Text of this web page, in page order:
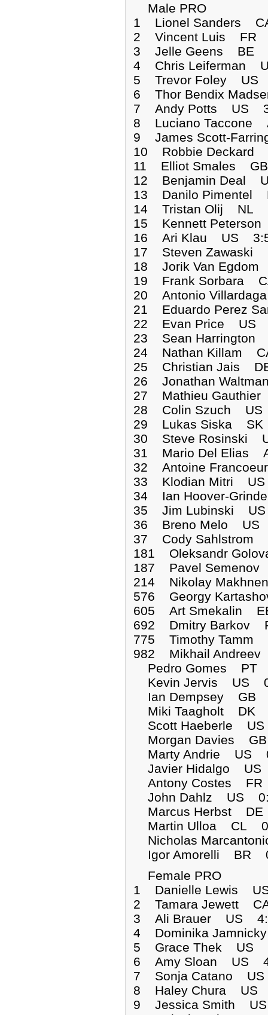
Male PRO
1 Lionel Sanders
2 Vincent Luis
3 Jelle Geens
4 Chris
5 Trevor Foley
6 Thor Bendix
7 Andy Potts US
8 Luciano
9 James Scott-
10 Robbie
11 Elliot Smales
12 Benjamin
13 Danilo
14 Tristan Olij
15 Kennett
16 Ari Klau US
17 Steven
18 Jorik Van
19 Frank
20 Antonio
21 Eduardo
22 Evan Price
23 Sean
24 Nathan Killam
25 Christian Jais
26 Jonathan
27 Mathieu
28 Colin Szuch
29 Lukas Siska
30 Steve
31 Mario Del
32 Antoine
33 Klodian Mitri
34 Ian Hoover-
35 Jim Lubinski
36 Breno Melo
37 Cody
181 Oleksandr
187 Pavel
214 Nikolay
576 Georgy
605 Art Smekalin
692 Dmitry
775 Timothy
982 Mikhail
Pedro Gomes
Kevin Jervis US
Ian Dempsey
Miki Taagholt
Scott Haeberle
Morgan Davies
Marty Andrie US
Javier Hidalgo
Antony Costes
John Dahlz US
Marcus Herbst
Martin Ulloa CL
Nicholas
Igor Amorelli BR
Female PRO
1 Danielle Lewis
2 Tamara Jewett
3 Ali Brauer US
4 Dominika
5 Grace Thek US
6 Amy Sloan US
7 Sonja Catano
8 Haley Chura US
9 Jessica Smith